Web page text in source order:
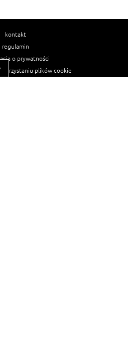
kontakt
regulamin
o prywatności
plików cookie